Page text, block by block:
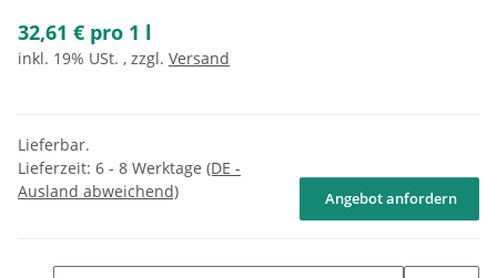
32,61 € pro 1 l
inkl. 19% USt. , zzgl. Versand
Lieferbar.
Lieferzeit: 6 - 8 Werktage (DE -
Ausland abweichend)
Angebot anfordern